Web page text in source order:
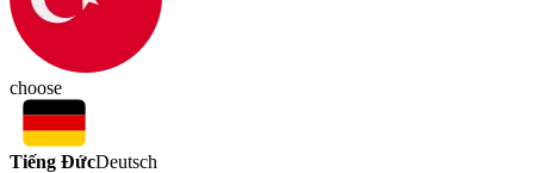
choose
Tiếng ĐứcDeutsch